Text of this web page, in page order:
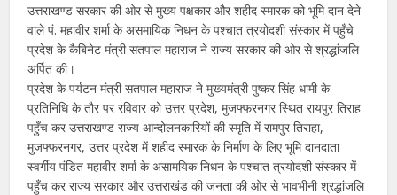
उत्तराखण्ड सरकार की ओर से मुख्य पक्षकार और शहीद स्मारक को भूमि दान देने
वाले पं. महावीर शर्मा के असमायिक निधन के पश्चात त्रयोदशी संस्कार में पहुँचे
प्रदेश के कैबिनेट मंत्री सतपाल महाराज ने राज्य सरकार की ओर से श्रद्धांजलि
अर्पित की।
प्रदेश के पर्यटन मंत्री सतपाल महाराज ने मुख्यमंत्री पुष्कर सिंह धामी के
प्रतिनिधि के तौर पर रविवार को उत्तर प्रदेश, मुजफ्फरनगर स्थित रायपुर तिराह
पहुँच कर उत्तराखण्ड राज्य आन्दोलनकारियों की स्मृति में रामपुर तिराहा,
मुजफ्फरनगर, उत्तर प्रदेश में शहीद स्मारक के निर्माण के लिए भूमि दानदाता
स्वर्गीय पंडित महावीर शर्मा के असामयिक निधन के पश्चात त्रयोदशी संस्कार में
पहुँच कर राज्य सरकार और उत्तराखंड की जनता की ओर से भावभीनी श्रद्धांजलि